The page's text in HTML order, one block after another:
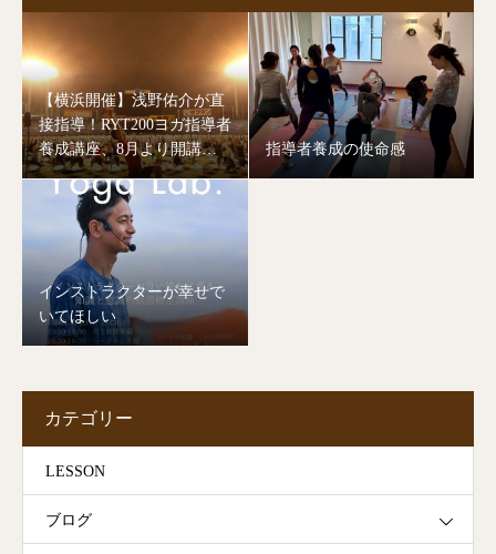
【横浜開催】浅野佑介が直
接指導！RYT200ヨガ指導者
養成講座、8月より開講し
ます。
指導者養成の使命感
インストラクターが幸せで
いてほしい
カテゴリー
LESSON
ブログ